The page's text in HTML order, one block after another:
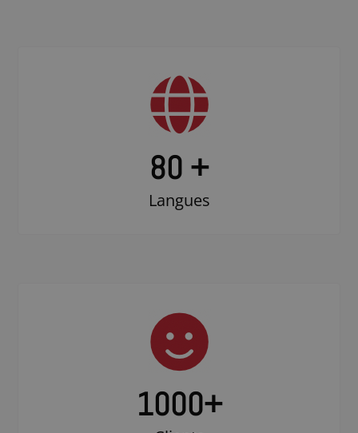
80 +
Langues
1000+